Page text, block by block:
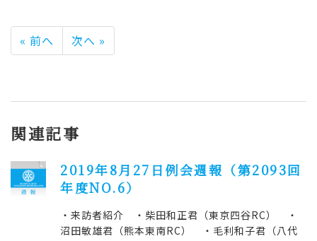
« 前へ 次へ »
関連記事
2019年8月27日例会週報（第2093回
年度NO.6）
・来訪者紹介 ・柴田和正君（東京四谷RC） ・
沼田敏雄君（熊本東南RC） ・毛利和子君（八代